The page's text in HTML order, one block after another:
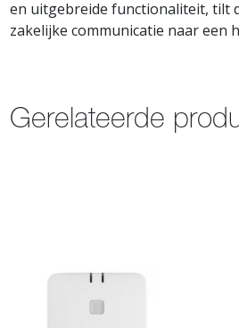
en uitgebreide functionaliteit, tilt
zakelijke communicatie naar een
Gerelateerde